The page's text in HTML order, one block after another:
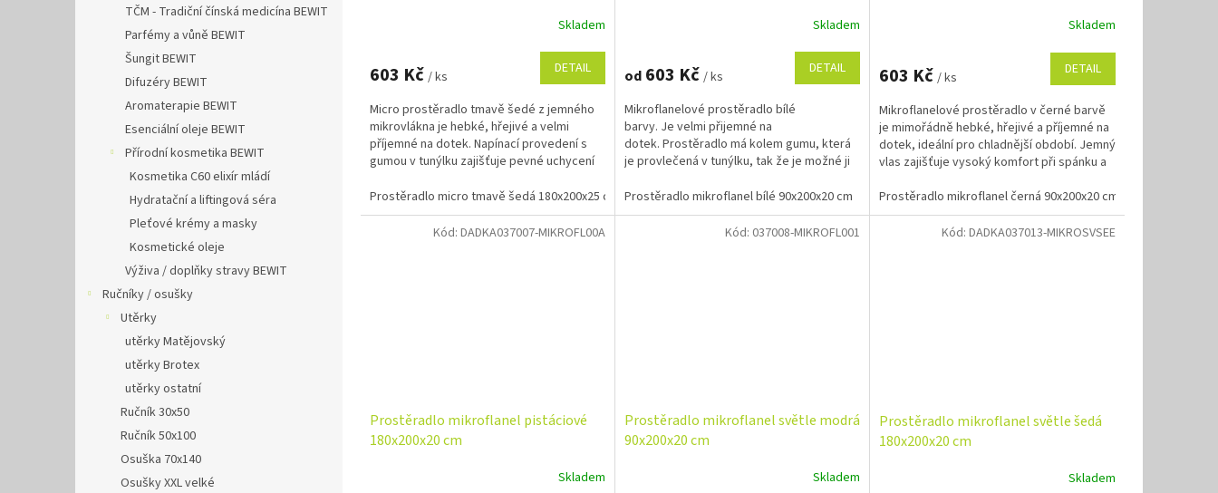
TČM - Tradiční čínská medicína BEWIT
Parfémy a vůně BEWIT
Šungit BEWIT
Difuzéry BEWIT
Aromaterapie BEWIT
Esenciální oleje BEWIT
Přírodní kosmetika BEWIT
Kosmetika C60 elixír mládí
Hydratační a liftingová séra
Pleťové krémy a masky
Kosmetické oleje
Výživa / doplňky stravy BEWIT
Ručníky / osušky
Utěrky
utěrky Matějovský
utěrky Brotex
utěrky ostatní
Ručník 30x50
Ručník 50x100
Osuška 70x140
Osušky XXL velké
Skladem
603 Kč / ks DETAIL
Micro prostěradlo tmavě šedé z jemného
mikrovlákna je hebké, hřejivé a velmi
příjemné na dotek. Napínací provedení s
gumou v tunýlku zajišťuje pevné uchycení
Prostěradlo micro tmavě šedá 180x200x25 cm
Skladem
od603 Kč / ks DETAIL
Mikroflanelové prostěradlo bílé
barvy. Je velmi přijemné na
dotek. Prostěradlo má kolem gumu, která
je provlečená v tunýlku, tak že je možné ji
Prostěradlo mikroflanel bílé 90x200x20 cm
Prostěradlo mikroflanel bílé 180x200x20 cm
Skladem
603 Kč / ks DETAIL
Mikroflanelové prostěradlo v černé barvě
je mimořádně hebké, hřejivé a příjemné na
dotek, ideální pro chladnější období. Jemný
vlas zajišťuje vysoký komfort při spánku a
Prostěradlo mikroflanel černá 90x200x20 cm
Prostěradlo mikroflanel pistáciové
180x200x20 cm
Skladem
Kód: DADKA037007-MIKROFL00A
Prostěradlo mikroflanel světle modrá
90x200x20 cm
Skladem
Kód: 037008-MIKROFL001
Prostěradlo mikroflanel světle šedá
180x200x20 cm
Skladem
Kód: DADKA037013-MIKROSVSEE